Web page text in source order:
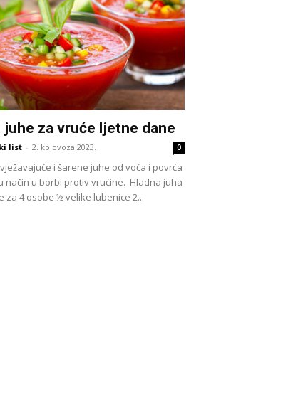
juhe za vruće ljetne dane
list - 2. kolovoza 2023. 0
i šarene juhe od voća i povrća
način u borbi protiv vrućine. Hladna juha
za 4 osobe ½ velike lubenice 2...